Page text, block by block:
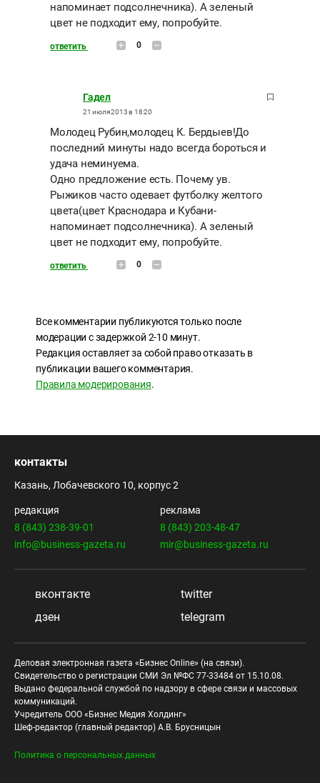
напоминает подсолнечника). А зеленый
цвет не подходит ему, попробуйте.
ответить 0
Гадел
21 июля 2013 в 18:20
Молодец Рубин,молодец К. Бердыев!До
последний минуты надо всегда бороться и
удача неминуема.
Одно предложение есть. Почему ув.
Рыжиков часто одевает футболку желтого
цвета(цвет Краснодара и Кубани-
напоминает подсолнечника). А зеленый
цвет не подходит ему, попробуйте.
ответить 0
Все комментарии публикуются только после
модерации с задержкой 2-10 минут.
Редакция оставляет за собой право отказать в
публикации вашего комментария.
Правила модерирования.
контакты
Казань, Лобачевского 10, корпус 2
редакция
8 (843) 238-39-01
info@business-gazeta.ru
реклама
8 (843) 203-48-47
mir@business-gazeta.ru
вконтакте
twitter
дзен
telegram
Деловая электронная газета «Бизнес Online» (на связи).
Свидетельство о регистрации СМИ Эл №ФС 77-33484 от 15.10.08.
Выдано федеральной службой по надзору в сфере связи и массовых
коммуникаций.
Учредитель ООО «Бизнес Медия Холдинг»
Шеф-редактор (главный редактор) А.В. Брусницын
Политика о персональных данных